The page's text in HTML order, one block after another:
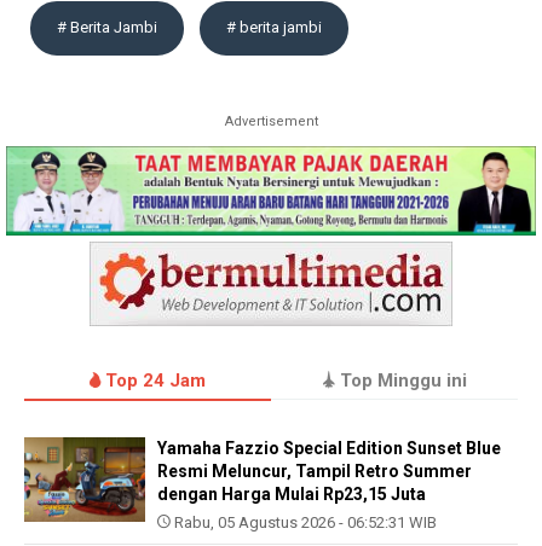
# Berita Jambi # berita jambi
Advertisement
Top 24 Jam Top Minggu ini
Yamaha Fazzio Special Edition Sunset Blue
Resmi Meluncur, Tampil Retro Summer
dengan Harga Mulai Rp23,15 Juta
Rabu, 05 Agustus 2026 - 06:52:31 WIB